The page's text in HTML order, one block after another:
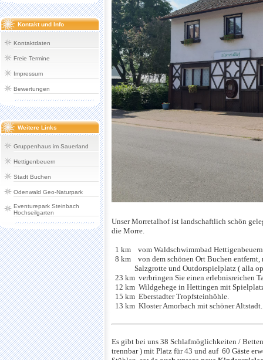
Kontakt und Info
Kontaktdaten
Freie Termine
Impressum
Bewertungen
Weitere Links
Gruppenhaus im Sauerland
Hettigenbeuern
Stadt Buchen
Odenwald Geo-Naturpark
Eventurepark Steinbach
Hochseilgarten
Unser Morretalhof ist landschaftlich schön
die Morre.
1 km vom Waldschwimmbad
8 km von dem schönen Ort Buchen
Salzgrotte und Outdorspielplatz ( alla
23 km verbringen Sie einen erlebnisreichen
12 km Wildgehege in Hettingen mit
15 km Eberstadter Tropfsteinhöhle.
13 km Kloster Amorbach mit schöner Altstadt.
Es gibt bei uns 38 Schlafmöglichkeiten /
trennbar ) mit Platz für 43 und auf 60 Gäste